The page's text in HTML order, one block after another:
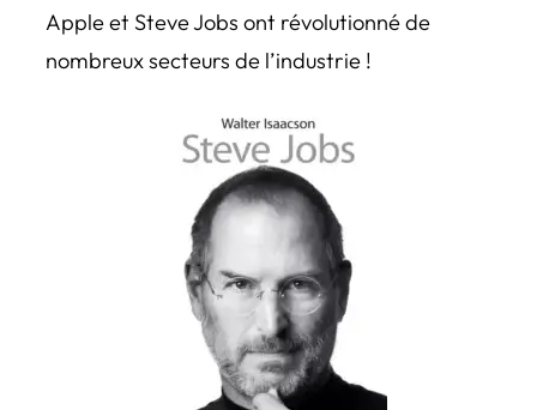
Apple et Steve Jobs ont révolutionné de
nombreux secteurs de l’industrie !